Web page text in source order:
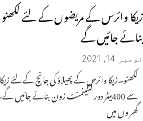
زیکا وائرس کے مریضوں کے لئے
بنائے جائیں گے
نومبر 14, 2021
لکھنو۔زیکا وائرس کے پھیلاؤ کی جانچ کے لئے
سے 400میٹر دور کنٹینمنٹ زون بنائے
گھر وں میں